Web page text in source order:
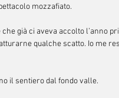
mozzafiato.
già ci aveva accolto l’anno
qualche scatto. Io me
il sentiero dal fondo valle.